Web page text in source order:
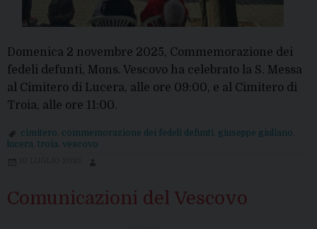
Domenica 2 novembre 2025, Commemorazione dei
fedeli defunti, Mons. Vescovo ha celebrato la S. Messa
al Cimitero di Lucera, alle ore 09:00, e al Cimitero di
Troia, alle ore 11:00.
cimitero commemorazione dei fedeli defunti giuseppe giuliano
lucera troia vescovo
Comunicazioni del Vescovo